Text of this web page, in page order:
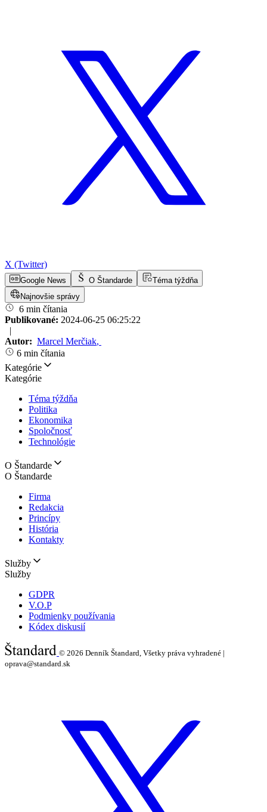
X (Twitter)
Google News O Štandarde
Téma týždňa
Najnovšie správy
6 min čítania
Publikované: 2024-06-25 06:25:22
|
Autor: Marcel Merčiak,
6 min čítania
Kategórie
Kategórie
Téma týždňa
Politika
Ekonomika
Spoločnosť
Technológie
O Štandarde
O Štandarde
Firma
Redakcia
Princípy
História
Kontakty
Služby
Služby
GDPR
V.O.P
Podmienky používania
Kódex diskusií
© 2026 Denník Štandard, Všetky práva vyhradené |
oprava@standard.sk